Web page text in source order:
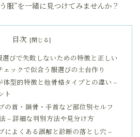
服”を一緒に見つけてみませんか？
目次
選びで失敗しないための特徴と正しい
ェックで似合う服選びの土台作り
体型的特徴と他骨格タイプとの違い –
ト
の首・鎖骨・手首など部位別セルフ
– 詳細な判別方法や見分け方
によくある誤解と診断の落とし穴 –